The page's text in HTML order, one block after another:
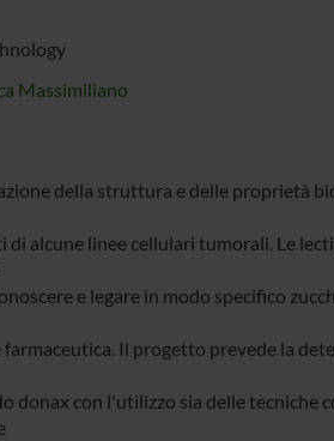
Massimiliano
della struttura e delle proprietà
alcune linee cellulari tumorali. Le
e legare in modo specifico
farmaceutica. Il progetto prevede la
donax con l'utilizzo sia delle tecniche